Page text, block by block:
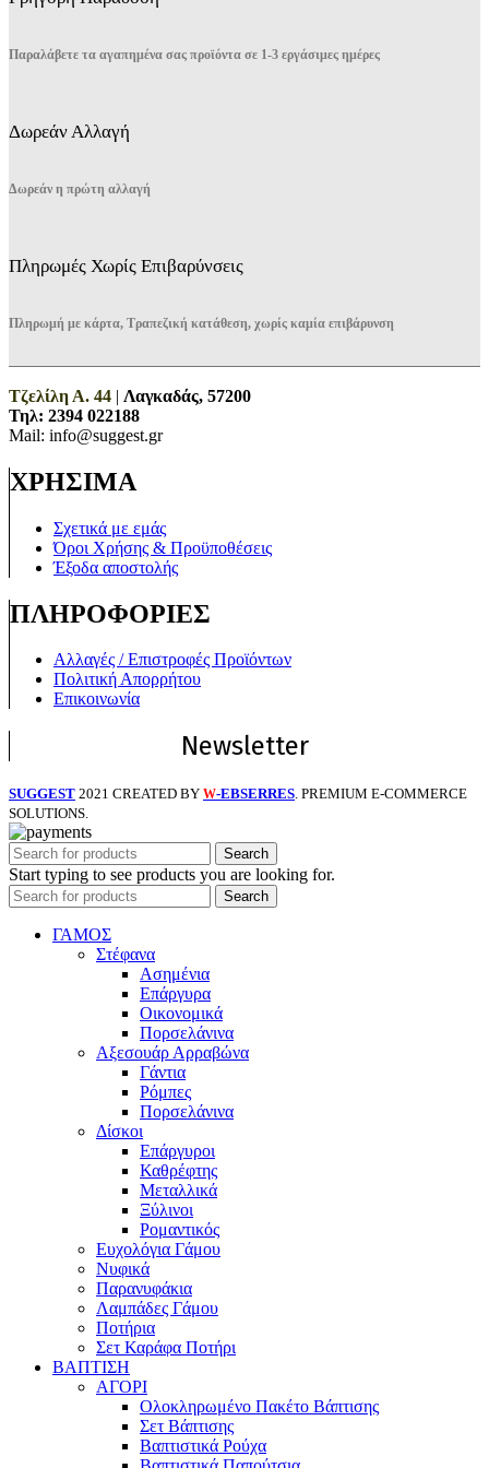
Παραλάβετε τα αγαπημένα σας προϊόντα σε 1-3 εργάσιμες ημέρες
Δωρεάν Αλλαγή
Δωρεάν η πρώτη αλλαγή
Πληρωμές Χωρίς Επιβαρύνσεις
Πληρωμή με κάρτα, Τραπεζική κατάθεση, χωρίς καμία επιβάρυνση
Τζελίλη Α. 44 | Λαγκαδάς, 57200
Τηλ: 2394 022188
Mail: info@suggest.gr
ΧΡΗΣΙΜΑ
Σχετικά με εμάς
Όροι Χρήσης & Προϋποθέσεις
Έξοδα αποστολής
ΠΛΗΡΟΦΟΡΙΕΣ
Αλλαγές / Επιστροφές Προϊόντων
Πολιτική Απορρήτου
Επικοινωνία
Newsletter
SUGGEST 2021 CREATED BY W-EBSERRES. PREMIUM E-COMMERCE
SOLUTIONS.
Search
Start typing to see products you are looking for.
Search
ΓΑΜΟΣ
Στέφανα
Ασημένια
Επάργυρα
Οικονομικά
Πορσελάνινα
Αξεσουάρ Αρραβώνα
Γάντια
Ρόμπες
Πορσελάνινα
Δίσκοι
Επάργυροι
Καθρέφτης
Μεταλλικά
Ξύλινοι
Ρομαντικός
Ευχολόγια Γάμου
Νυφικά
Παρανυφάκια
Λαμπάδες Γάμου
Ποτήρια
Σετ Καράφα Ποτήρι
ΒΑΠΤΙΣΗ
ΑΓΟΡΙ
Ολοκληρωμένο Πακέτο Βάπτισης
Σετ Βάπτισης
Βαπτιστικά Ρούχα